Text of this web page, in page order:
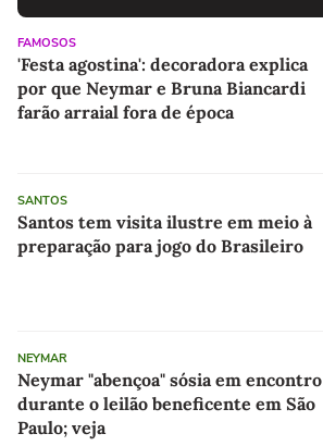
FAMOSOS
'Festa agostina': decoradora explica
por que Neymar e Bruna Biancardi
farão arraial fora de época
SANTOS
Santos tem visita ilustre em meio à
preparação para jogo do Brasileiro
NEYMAR
Neymar "abençoa" sósia em encontro
durante o leilão beneficente em São
Paulo; veja